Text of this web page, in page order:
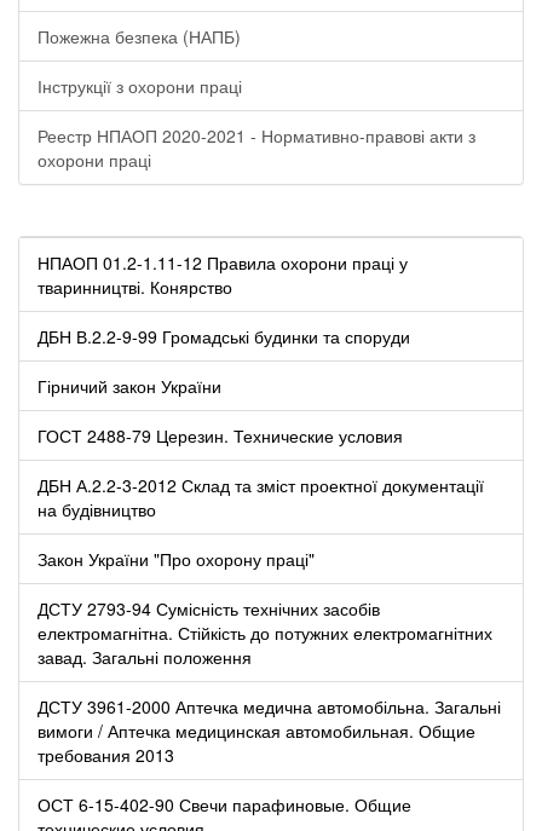
Пожежна безпека (НАПБ)
Інструкції з охорони праці
Реестр НПАОП 2020-2021 - Нормативно-правові акти з
охорони праці
НПАОП 01.2-1.11-12 Правила охорони праці у
тваринництві. Конярство
ДБН В.2.2-9-99 Громадські будинки та споруди
Гірничий закон України
ГОСТ 2488-79 Церезин. Технические условия
ДБН А.2.2-3-2012 Склад та зміст проектної документації
на будівництво
Закон України "Про охорону праці"
ДСТУ 2793-94 Сумісність технічних засобів
електромагнітна. Стійкість до потужних електромагнітних
завад. Загальні положення
ДСТУ 3961-2000 Аптечка медична автомобільна. Загальні
вимоги / Аптечка медицинская автомобильная. Общие
требования 2013
ОСТ 6-15-402-90 Свечи парафиновые. Общие